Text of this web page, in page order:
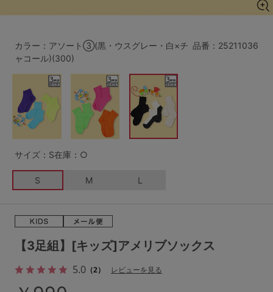
E65 E70 E75 E80 E85
F65 F70 F75 F80
H70 H75
SS M
L LL
S-AB
L-AB L-CD L-EF
LL-EF
すべてのサイズを表示する
価格帯から探す
～999円 1,000～1,999円
2,000～2,999円 3,000～3,999円
4,000円～
セールアイテムから探す
その他から探す
お気に入り
品番： 25211036
【3足組】[キッズ]アメリブソックス
5.0（2） レビューを見る
カラー：アソート③(黒・ウスグレー・白×チ
ャコール)(300)
サイズ：S在庫：○
S M L